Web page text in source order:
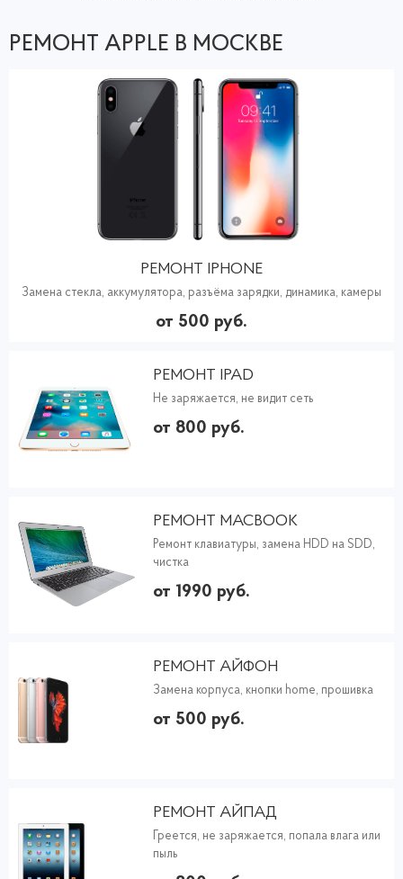
РЕМОНТ APPLE В МОСКВЕ
РЕМОНТ IPHONE
Замена стекла, аккумулятора, разъёма зарядки, динамика, камеры
от 500 руб.
РЕМОНТ IPAD
Не заряжается, не видит сеть
от 800 руб.
РЕМОНТ MACBOOK
Ремонт клавиатуры, замена HDD на SDD,
чистка
от 1990 руб.
РЕМОНТ АЙФОН
Замена корпуса, кнопки home, прошивка
от 500 руб.
РЕМОНТ АЙПАД
Греется, не заряжается, попала влага или
пыль